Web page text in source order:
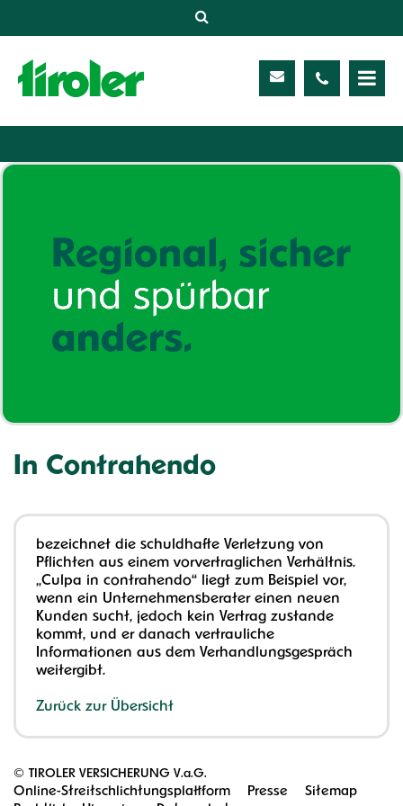
Service
Meine TIROLER
Karriere
In Contrahendo
bezeichnet die schuldhafte Verletzung von
Pflichten aus einem vorvertraglichen Verhältnis.
„Culpa in contrahendo“ liegt zum Beispiel vor,
wenn ein Unternehmensberater einen neuen
Kunden sucht, jedoch kein Vertrag zustande
kommt, und er danach vertrauliche
Informationen aus dem Verhandlungsgespräch
weitergibt.
Zurück zur Übersicht
© TIROLER VERSICHERUNG V.a.G.
Online-Streitschlichtungsplattform
Presse
Sitemap